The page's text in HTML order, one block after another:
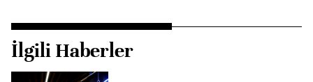
İlgili Haberler